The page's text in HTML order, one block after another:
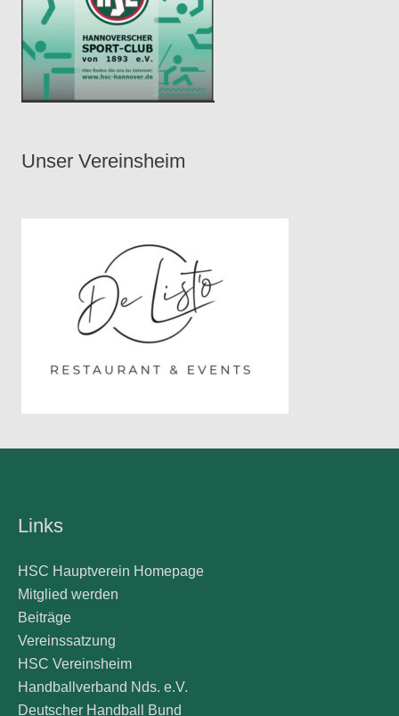
Unser Vereinsheim
Links
HSC Hauptverein Homepage
Mitglied werden
Beiträge
Vereinssatzung
HSC Vereinsheim
Handballverband Nds. e.V.
Deutscher Handball Bund